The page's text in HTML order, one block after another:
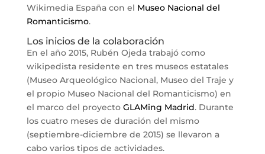
Wikimedia España con el Museo Nacional del
Romanticismo.
Los inicios de la colaboración
En el año 2015, Rubén Ojeda trabajó como
wikipedista residente en tres museos estatales
(Museo Arqueológico Nacional, Museo del Traje y
el propio Museo Nacional del Romanticismo) en
el marco del proyecto GLAMing Madrid. Durante
los cuatro meses de duración del mismo
(septiembre-diciembre de 2015) se llevaron a
cabo varios tipos de actividades.